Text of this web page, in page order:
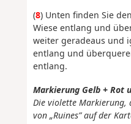
(8) Unten finden Sie
Wiese entlang und
weiter geradeaus und
entlang und
entlang.
Markierung Gelb + Rot
Die violette Markierung,
von „Ruines” auf der